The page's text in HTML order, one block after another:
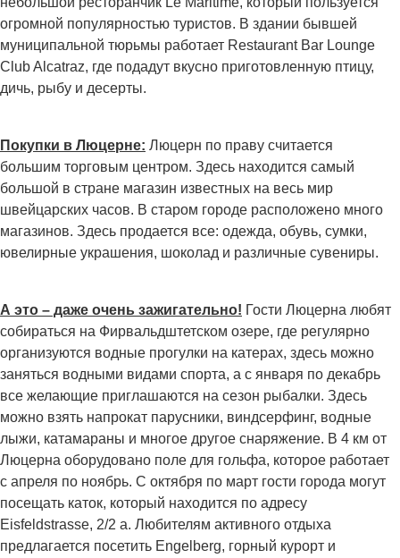
огромной популярностью туристов. В здании бывшей
муниципальной тюрьмы работает Restaurant Bar Lounge
Club Alcatraz, где подадут вкусно приготовленную птицу,
дичь, рыбу и десерты.
Покупки в Люцерне: Люцерн по праву считается
большим торговым центром. Здесь находится самый
большой в стране магазин известных на весь мир
швейцарских часов. В старом городе расположено много
магазинов. Здесь продается все: одежда, обувь, сумки,
ювелирные украшения, шоколад и различные сувениры.
А это – даже очень зажигательно! Гости Люцерна любят
собираться на Фирвальдштетском озере, где регулярно
организуются водные прогулки на катерах, здесь можно
заняться водными видами спорта, а с января по декабрь
все желающие приглашаются на сезон рыбалки. Здесь
можно взять напрокат парусники, виндсерфинг, водные
лыжи, катамараны и многое другое снаряжение. В 4 км от
Люцерна оборудовано поле для гольфа, которое работает
с апреля по ноябрь. С октября по март гости города могут
посещать каток, который находится по адресу
Eisfeldstrasse, 2/2 a. Любителям активного отдыха
предлагается посетить Engelberg, горный курорт и